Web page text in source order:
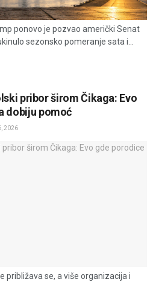
ponovo je pozvao američki Senat
sezonsko pomeranje sata i...
pribor širom Čikaga: Evo
dobiju pomoć
2026
približava se, a više organizacija i